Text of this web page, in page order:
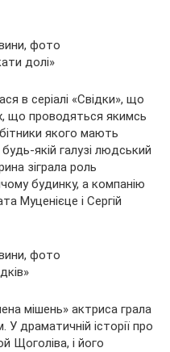
долі»
в серіалі «Свідки», що
що проводяться якимсь
якого мають
якій галузі людський
зіграла роль
будинку, а компанію
Муценієце і Сергій
мішень» актриса грала
драматичній історії про
Щоголіва, і його